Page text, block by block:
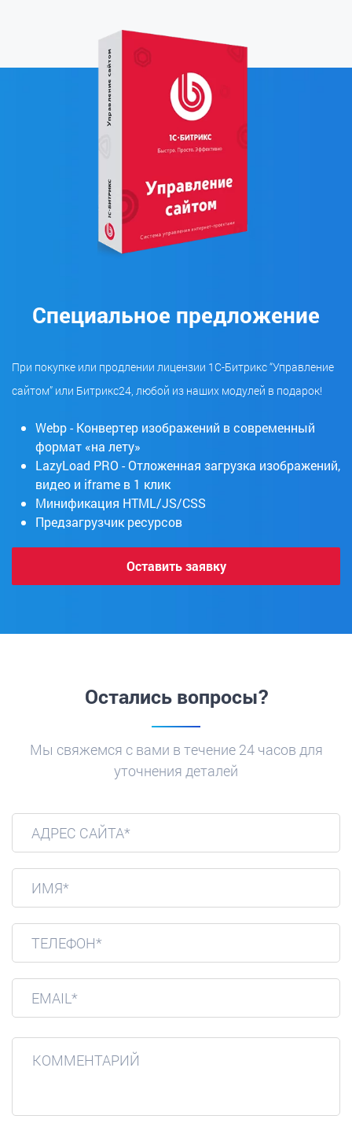
Специальное предложение
При покупке или продлении лицензии 1С-Битрикс “Управление
сайтом” или Битрикс24, любой из наших модулей в подарок!
Webp - Конвертер изображений в современный
формат «на лету»
LazyLoad PRO - Отложенная загрузка изображений,
видео и iframe в 1 клик
Минификация HTML/JS/CSS
Предзагрузчик ресурсов
Оставить заявку
Остались вопросы?
Мы свяжемся с вами в течение 24 часов для
уточнения деталей
АДРЕС САЙТА*
ИМЯ*
ТЕЛЕФОН*
EMAIL*